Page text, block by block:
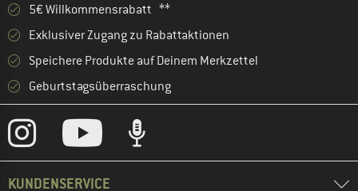
5€ Willkommensrabatt **
Exklusiver Zugang zu Rabattaktionen
Speichere Produkte auf Deinem Merkzettel
Geburtstagsüberraschung
KUNDENSERVICE